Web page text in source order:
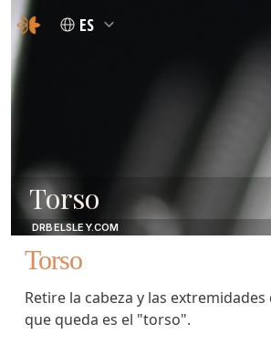
ES
Torso
DRBELSLEY.COM
Torso
Retire la cabeza y las
que queda es el "torso".